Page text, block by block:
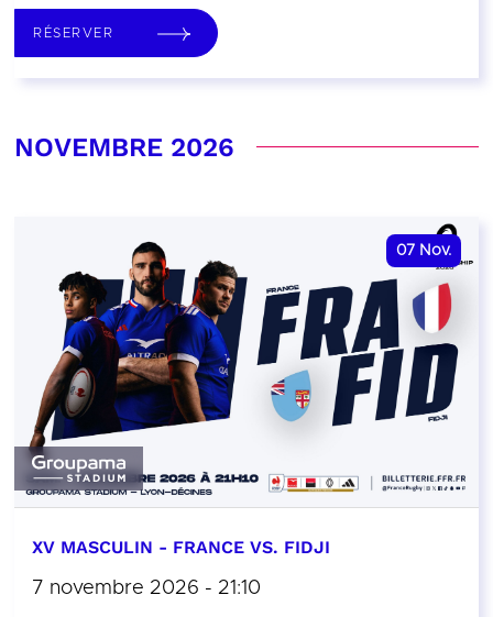
RÉSERVER
NOVEMBRE 2026
07 Nov.
XV MASCULIN - FRANCE VS. FIDJI
7 novembre 2026 - 21:10